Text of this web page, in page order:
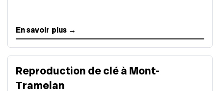
En savoir plus →
Reproduction de clé à Mont-
Tramelan